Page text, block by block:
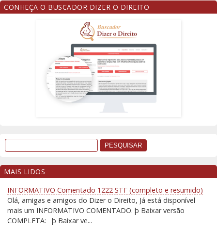
CONHEÇA O BUSCADOR DIZER O DIREITO
MAIS LIDOS
INFORMATIVO Comentado 1222 STF (completo e resumido)
Olá, amigas e amigos do Dizer o Direito, Já está disponível
mais um INFORMATIVO COMENTADO. þ Baixar versão
COMPLETA: þ Baixar ve...